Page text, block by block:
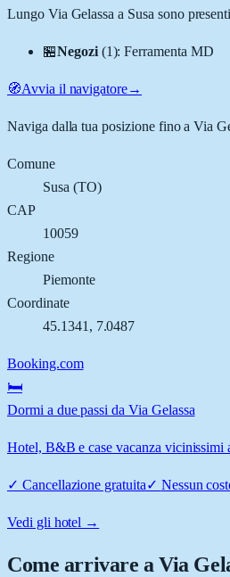
Lungo Via Gelassa a Susa sono presenti
🏪Negozi (1):Ferramenta MD
🧭Avvia il navigatore→
Naviga dalla tua posizione fino aVia
Comune
Susa (TO)
CAP
10059
Regione
Piemonte
Coordinate
45.1341 , 7.0487
Booking.com
🛏️
Dormi a due passi da Via Gelassa
Hotel, B&B e case vacanza vicinissimi
✓ Cancellazione gratuita✓ Nessun
Vedi gli hotel →
Come arrivare aVia